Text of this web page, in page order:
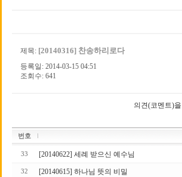
제목: [20140316] 찬송하리로다
등록일: 2014-03-15 04:51
조회수: 641
의견(코멘트)
번호
33 [20140622] 세례 받으신 예수님
32 [20140615] 하나님 뜻의 비밀